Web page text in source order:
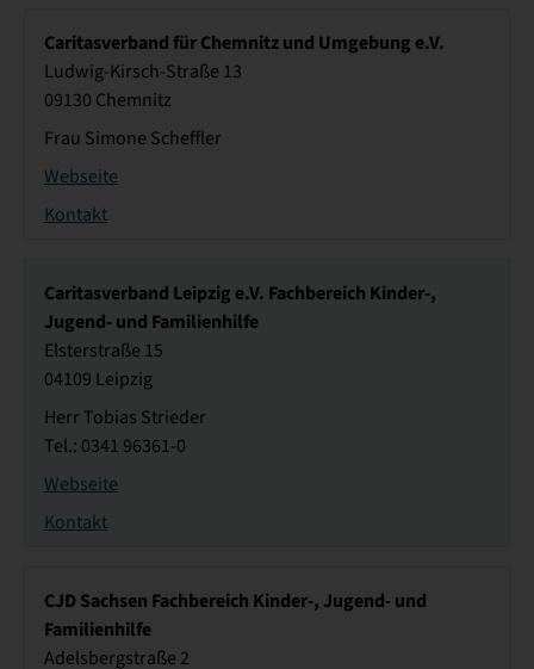
Caritasverband für Chemnitz und Umgebung e.V.
Ludwig-Kirsch-Straße 13
09130 Chemnitz
Frau Simone Scheffler
Webseite
Kontakt
Caritasverband Leipzig e.V. Fachbereich Kinder-,
Jugend- und Familienhilfe
Elsterstraße 15
04109 Leipzig
Herr Tobias Strieder
Tel.: 0341 96361-0
Webseite
Kontakt
CJD Sachsen Fachbereich Kinder-, Jugend- und
Familienhilfe
Adelsbergstraße 2